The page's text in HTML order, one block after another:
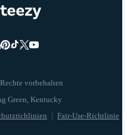
vorbehalten
Fair-Use-Richtlinie